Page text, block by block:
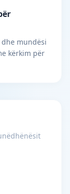
mundësi
kërkim për